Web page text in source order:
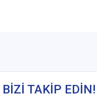
BİZİ TAKİP EDİN!